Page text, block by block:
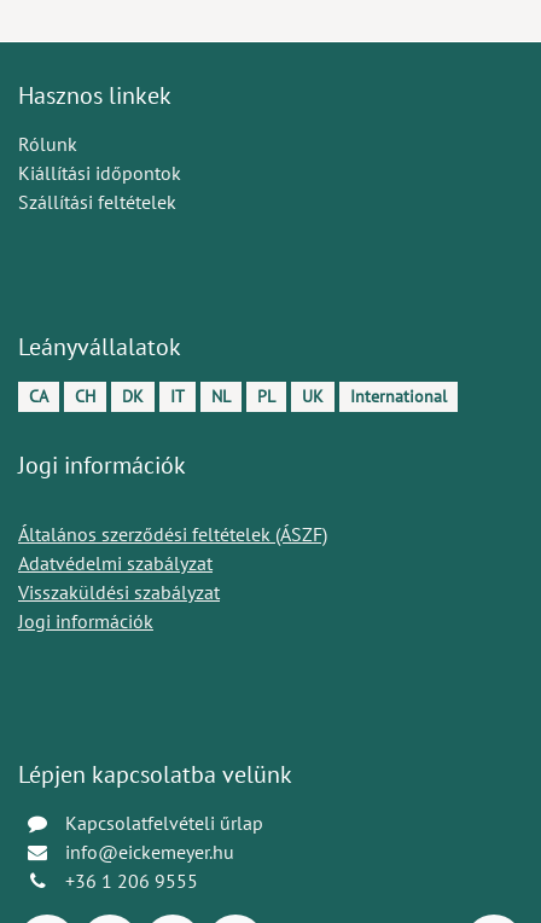
Hasznos linkek
Rólunk
Kiállítási időpontok
Szállítási feltételek
Leányvállalatok
CA CH DK IT NL PL UK International
Jogi információk
Általános szerződési feltételek (ÁSZF)
Adatvédelmi szabályzat
Visszaküldési szabályzat
Jogi információk
Lépjen kapcsolatba velünk
Kapcsolatfelvételi űrlap
info@eickemeyer.hu
+36 1 206 9555